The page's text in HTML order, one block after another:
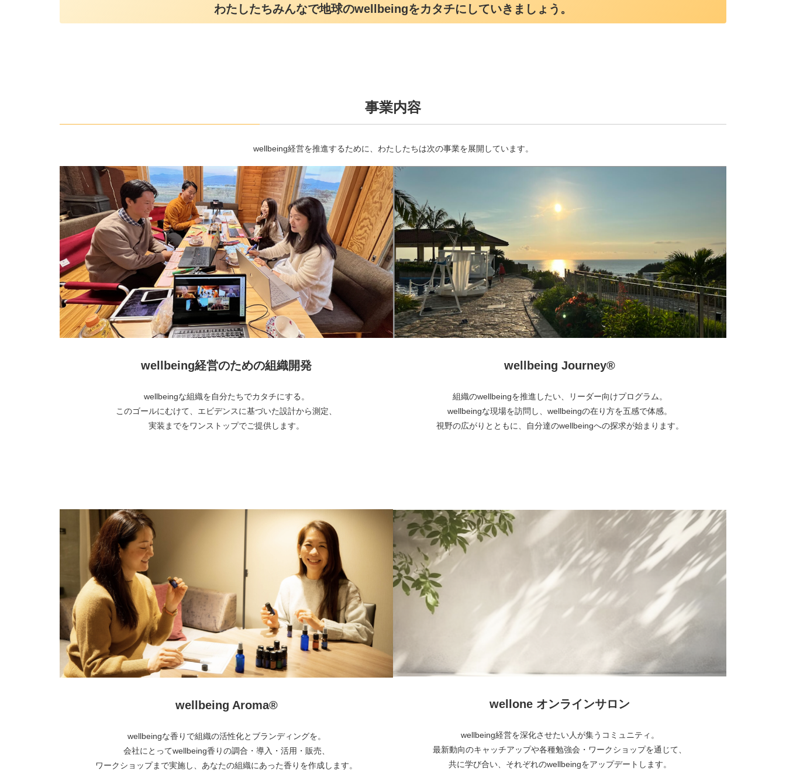
わたしたちみんなで地球のwellbeingをカタチにしていきましょう。
事業内容
wellbeing経営を推進するために、わたしたちは次の事業を展開しています。
wellbeing経営のための組織開発
wellbeingな組織を自分たちでカタチにする。
このゴールにむけて、エビデンスに基づいた設計から測定、
実装までをワンストップでご提供します。
wellbeing Aroma®︎
wellbeingな香りで組織の活性化とブランディングを。
会社にとってwellbeing香りの調合・導入・活用・販売、
ワークショップまで実施し、あなたの組織にあった香りを作成します。
wellbeing Journey®︎
組織のwellbeingを推進したい、リーダー向けプログラム。
wellbeingな現場を訪問し、wellbeingの在り方を五感で体感。
視野の広がりとともに、自分達のwellbeingへの探求が始まります。
wellone オンラインサロン
wellbeing経営を深化させたい人が集うコミュニティ。
最新動向のキャッチアップや各種勉強会・ワークショップを通じて、
共に学び合い、それぞれのwellbeingをアップデートします。